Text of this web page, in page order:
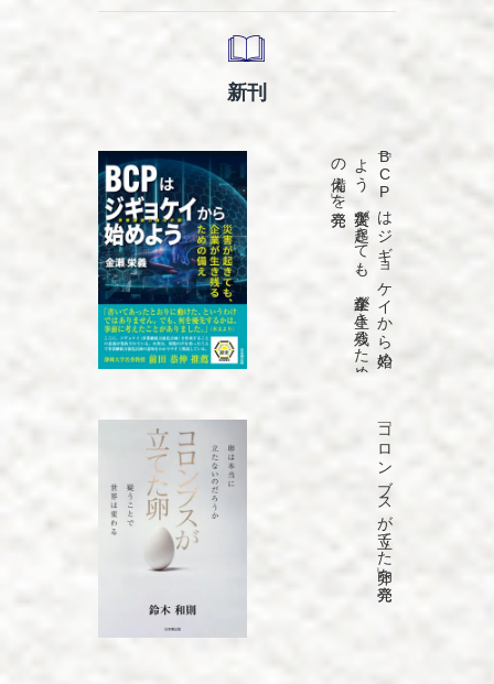
新刊
「B
C
P
は
ジ
ギ
ョ
ケ
イ
か
ら
始め
よ
う
災害が
起き
て
も
、
企業が
生き
残る
た
め
の
備え
」を
発売
「コロンブスが立てた卵」を発売